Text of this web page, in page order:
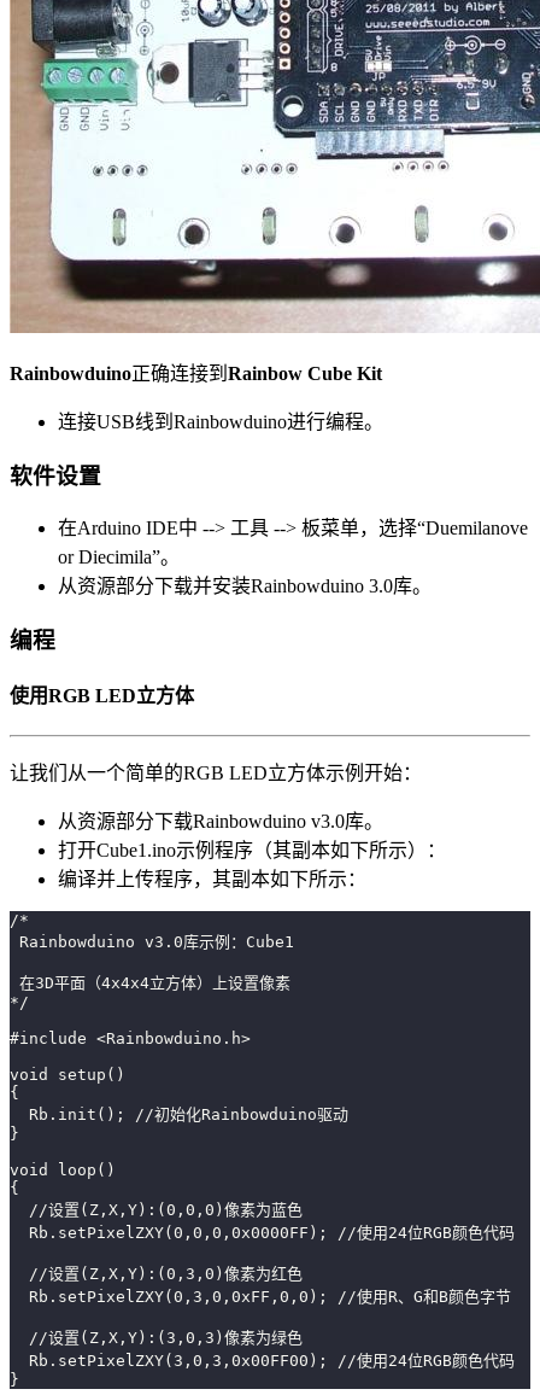
Rainbowduino正确连接到 Rainbow Cube Kit
连接USB线到Rainbowduino进行编程。
软件设置
在Arduino IDE中 --> 工具 --> 板菜单，选择“Duemilanove
or Diecimila”。
从资源部分下载并安装Rainbowduino 3.0库。
编程
使用RGB LED立方体
让我们从一个简单的RGB LED立方体示例开始：
从资源部分下载Rainbowduino v3.0库。
打开Cube1.ino示例程序（其副本如下所示）：
编译并上传程序，其副本如下所示：
/*
Rainbowduino v3.0库示例：Cube1
在3D平面（4x4x4立方体）上设置像素
*/
#include <Rainbowduino.h>
void setup()
{
  Rb.init(); //初始化Rainbowduino驱动
}
void loop()
{
  //设置(Z,X,Y):(0,0,0)像素为蓝色
  Rb.setPixelZXY(0,0,0,0x0000FF); //使用24位RGB颜色代码
  //设置(Z,X,Y):(0,3,0)像素为红色
  Rb.setPixelZXY(0,3,0,0xFF,0,0); //使用R、G和B颜色字节
  //设置(Z,X,Y):(3,0,3)像素为绿色
  Rb.setPixelZXY(3,0,3,0x00FF00); //使用24位RGB颜色代码
}